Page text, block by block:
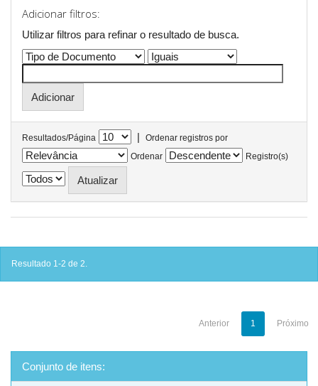
Adicionar filtros:
Utilizar filtros para refinar o resultado de busca.
Resultados/Página |
Ordenar registros por
Ordenar
Registro(s)
Resultado 1-2 de 2.
Anterior 1 Próximo
Conjunto de itens: